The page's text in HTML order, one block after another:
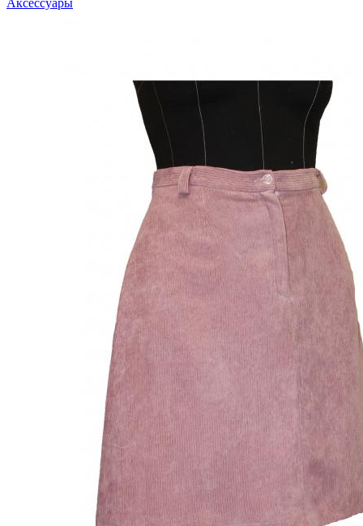
Аксессуары